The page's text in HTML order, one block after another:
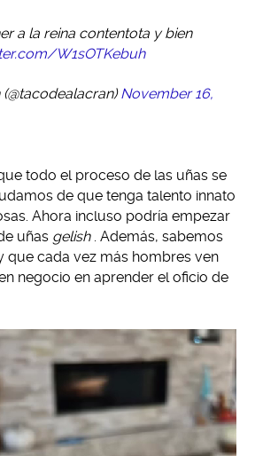
a la reina contentota y bien
W1sOTKebuh
November 16,
todo el proceso de las uñas se
de que tenga talento innato
Ahora incluso podría empezar
uñas gelish . Además, sabemos
que cada vez más hombres ven
negocio en aprender el oficio de